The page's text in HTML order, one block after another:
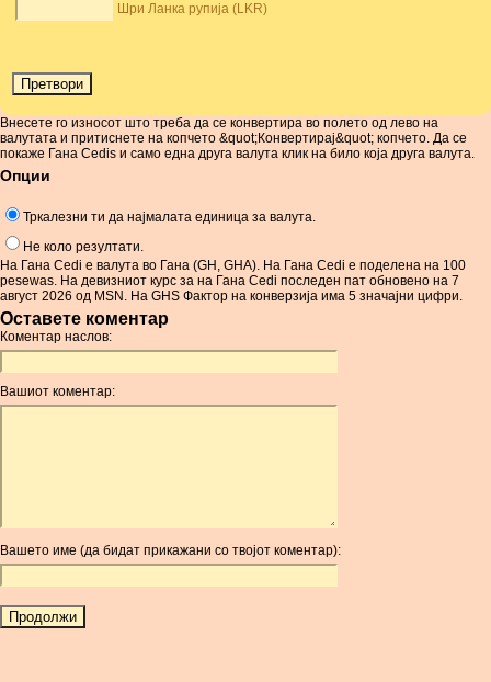
Шри Ланка рупија (LKR)
Внесете го износот што треба да се конвертира во полето од лево на
валутата и притиснете на копчето &quot;Конвертирај&quot; копчето. Да се ​​
покаже Гана Cedis и само една друга валута клик на било која друга валута.
Опции
Тркалезни ти да најмалата единица за валута.
Не коло резултати.
На Гана Cedi е валута во Гана (GH, GHA). На Гана Cedi е поделена на 100
pesewas. На девизниот курс за на Гана Cedi последен пат обновено на 7
август 2026 од MSN. На GHS Фактор на конверзија има 5 значајни цифри.
Оставете коментар
Коментар наслов:
Вашиот коментар:
Вашето име (да бидат прикажани со твојот коментар):